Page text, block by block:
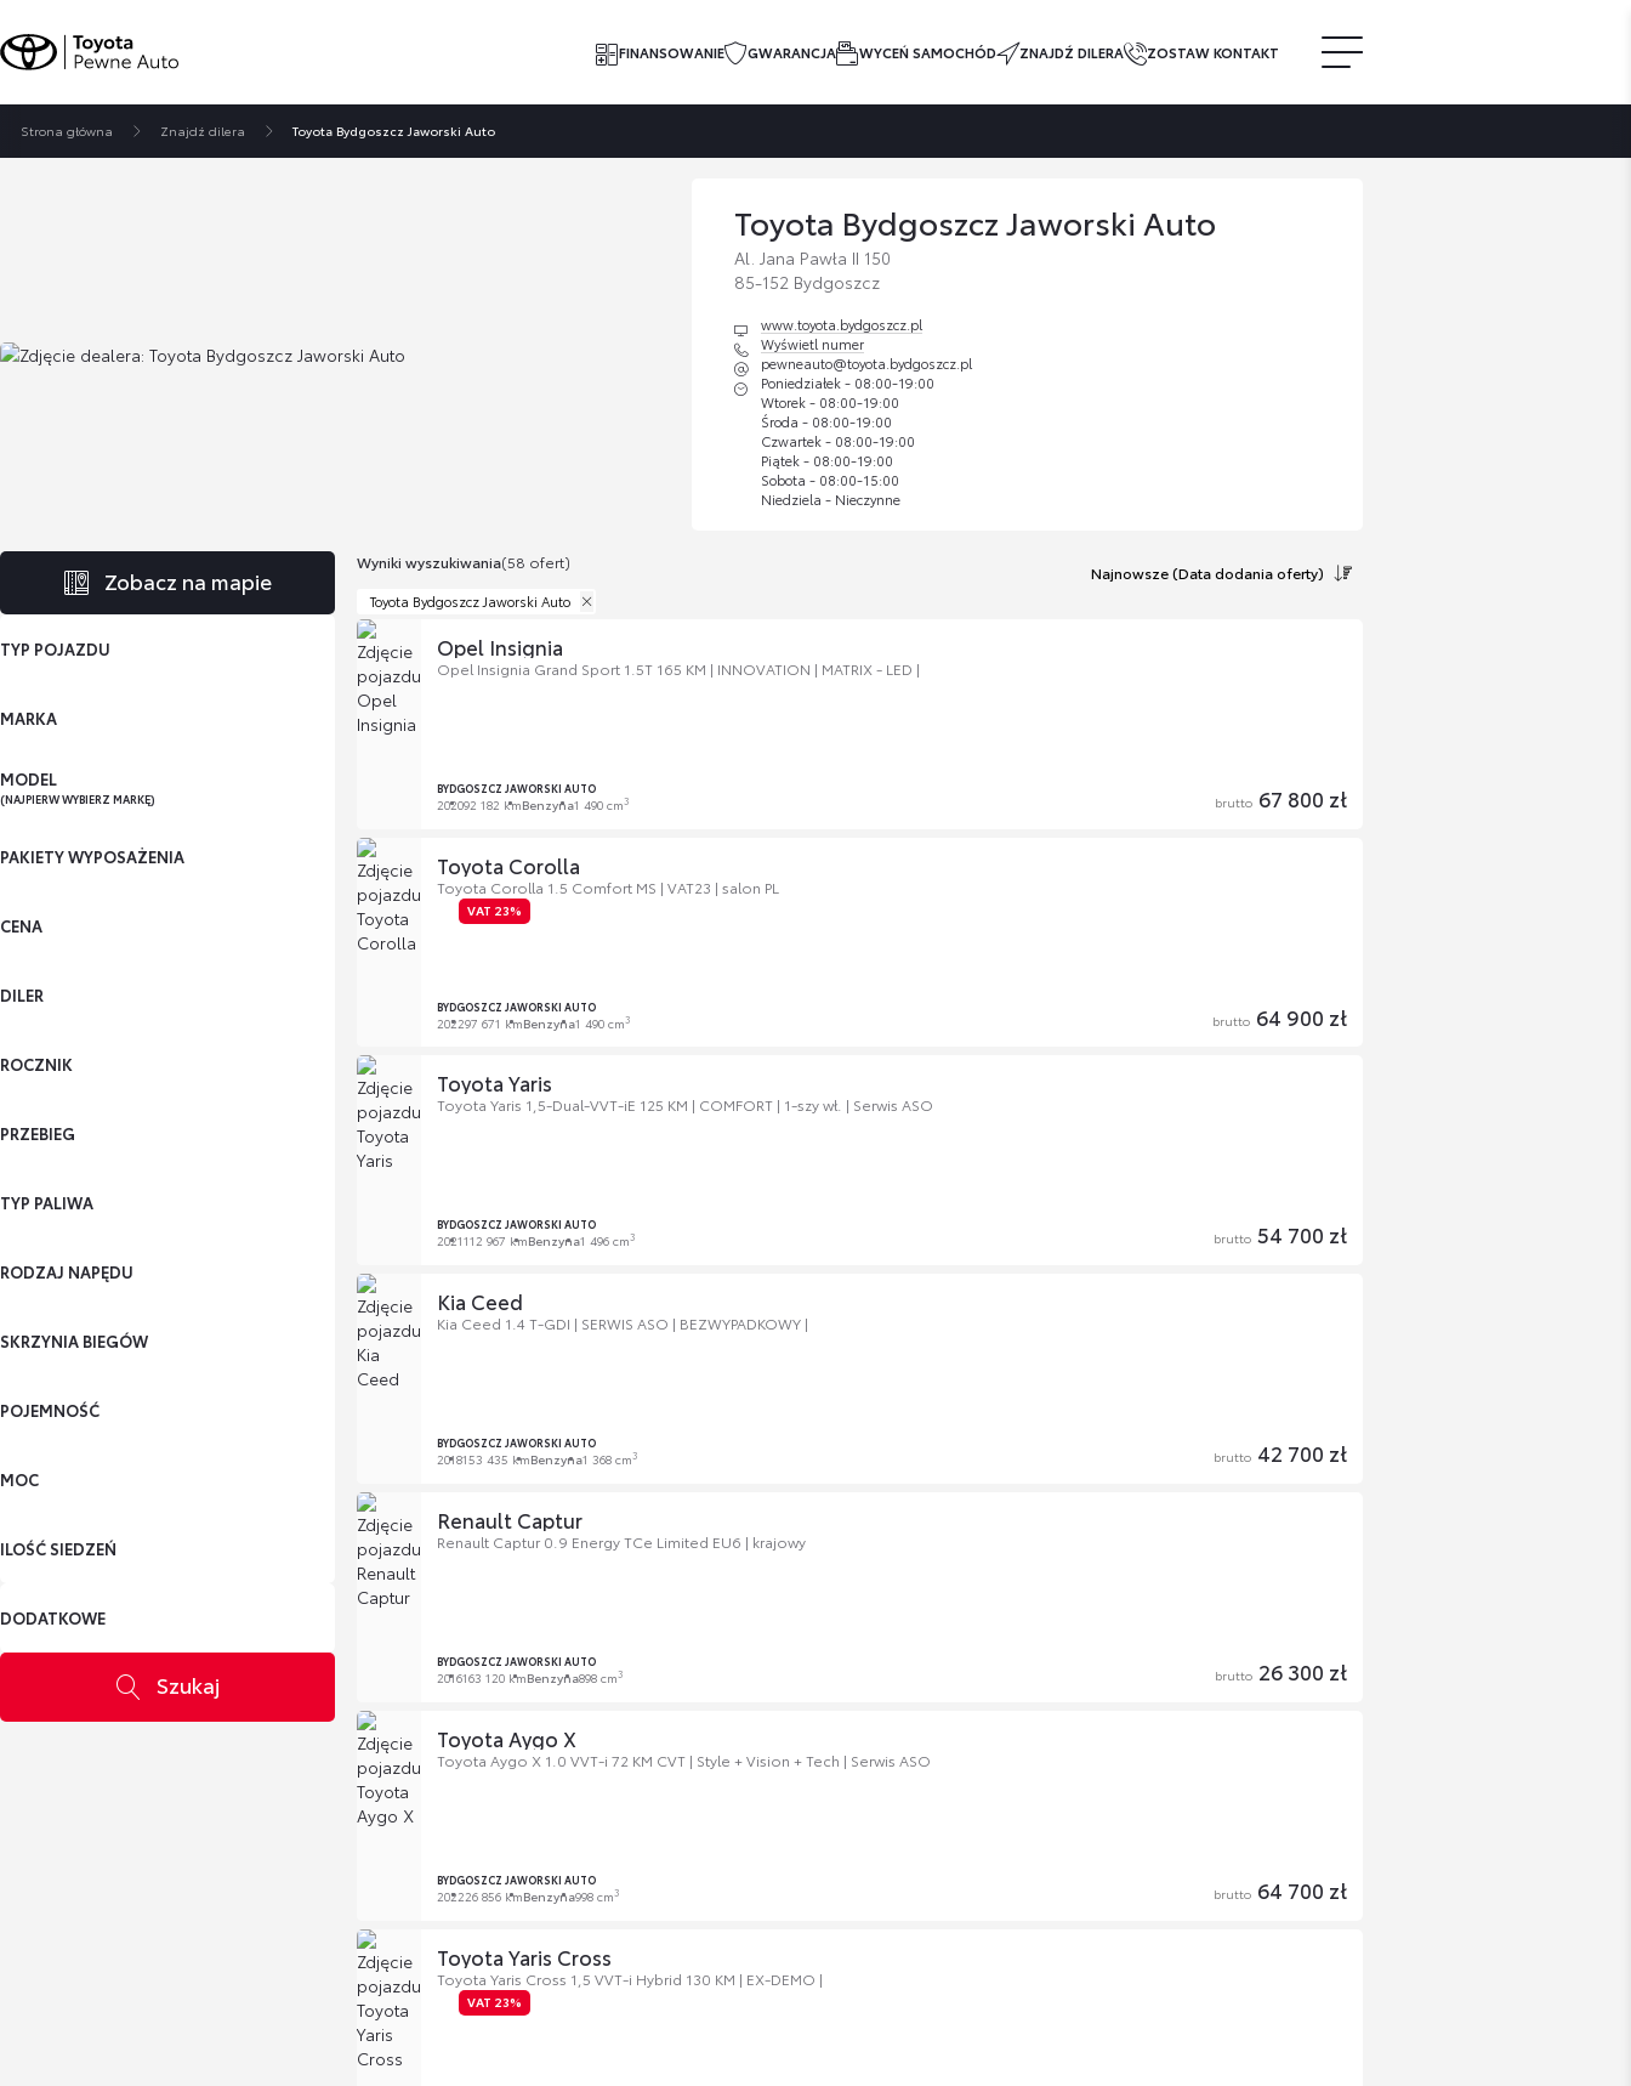
FINANSOWANIE GWARANCJA WYCEŃ SAMOCHÓD ZNAJDŹ DILERA ZOSTAW KONTAKT
Strona główna Znajdź dilera Toyota Bydgoszcz Jaworski Auto
Toyota Bydgoszcz Jaworski Auto
Al. Jana Pawła II 150
85-152 Bydgoszcz
www.toyota.bydgoszcz.pl
Wyświetl numer
pewneauto@toyota.bydgoszcz.pl
Poniedziałek - 08:00-19:00
Wtorek - 08:00-19:00
Środa - 08:00-19:00
Czwartek - 08:00-19:00
Piątek - 08:00-19:00
Sobota - 08:00-15:00
Niedziela - Nieczynne
Zobacz na mapie
TYP POJAZDU
MARKA
MODEL
(NAJPIERW WYBIERZ MARKĘ)
PAKIETY WYPOSAŻENIA
CENA
DILER
ROCZNIK
PRZEBIEG
TYP PALIWA
RODZAJ NAPĘDU
SKRZYNIA BIEGÓW
POJEMNOŚĆ
MOC
ILOŚĆ SIEDZEŃ
DODATKOWE
Szukaj
Wyniki wyszukiwania(58 ofert) Najnowsze(Data dodania oferty)
Toyota Bydgoszcz Jaworski Auto
Opel Insignia
Opel Insignia Grand Sport 1.5T 165 KM | INNOVATION | MATRIX - LED |
BYDGOSZCZ JAWORSKI AUTO
202092 182 kmBenzyna1 490 cm3 brutto 67 800 zł
Toyota Corolla
Toyota Corolla 1.5 Comfort MS | VAT23 | salon PL
VAT 23%
BYDGOSZCZ JAWORSKI AUTO
202297 671 kmBenzyna1 490 cm3 brutto 64 900 zł
Toyota Yaris
Toyota Yaris 1,5-Dual-VVT-iE 125 KM | COMFORT | 1-szy wł. | Serwis ASO
BYDGOSZCZ JAWORSKI AUTO
2021112 967 kmBenzyna1 496 cm3 brutto 54 700 zł
Kia Ceed
Kia Ceed 1.4 T-GDI | SERWIS ASO | BEZWYPADKOWY |
BYDGOSZCZ JAWORSKI AUTO
2018153 435 kmBenzyna1 368 cm3 brutto 42 700 zł
Renault Captur
Renault Captur 0.9 Energy TCe Limited EU6 | krajowy
BYDGOSZCZ JAWORSKI AUTO
2016163 120 kmBenzyna898 cm3 brutto 26 300 zł
Toyota Aygo X
Toyota Aygo X 1.0 VVT-i 72 KM CVT | Style + Vision + Tech | Serwis ASO
BYDGOSZCZ JAWORSKI AUTO
202226 856 kmBenzyna998 cm3 brutto 64 700 zł
Toyota Yaris Cross
Toyota Yaris Cross 1,5 VVT-i Hybrid 130 KM | EX-DEMO |
VAT 23%